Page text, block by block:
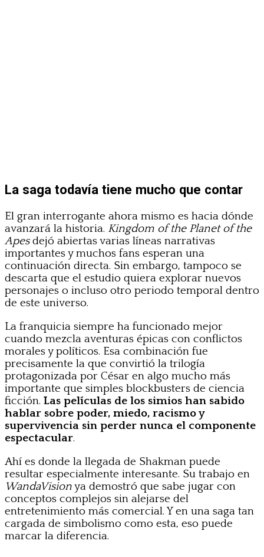
La saga todavía tiene mucho que contar
El gran interrogante ahora mismo es hacia dónde
avanzará la historia. Kingdom of the Planet of the
Apesdejó abiertas varias líneas narrativas
importantes y muchos fans esperan una
continuación directa. Sin embargo, tampoco se
descarta que el estudio quiera explorar nuevos
personajes o incluso otro periodo temporal dentro
de este universo.
La franquicia siempre ha funcionado mejor
cuando mezcla aventuras épicas con conflictos
morales y políticos. Esa combinación fue
precisamente la que convirtió la trilogía
protagonizada por César en algo mucho más
importante que simples blockbusters de ciencia
ficción. Las películas de los simios han sabido
hablar sobre poder, miedo, racismo y
supervivencia sin perder nunca el componente
espectacular.
Ahí es donde la llegada de Shakman puede
resultar especialmente interesante. Su trabajo en
WandaVisionya demostró que sabe jugar con
conceptos complejos sin alejarse del
entretenimiento más comercial. Y en una saga tan
cargada de simbolismo como esta, eso puede
marcar la diferencia.